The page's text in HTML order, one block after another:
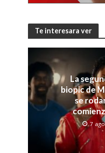
Te interesara ver
La
biopic de
se
7